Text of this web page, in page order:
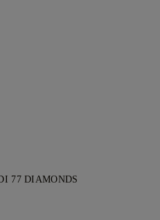
77 DIAMONDS
un gioiello alla volta, grazie